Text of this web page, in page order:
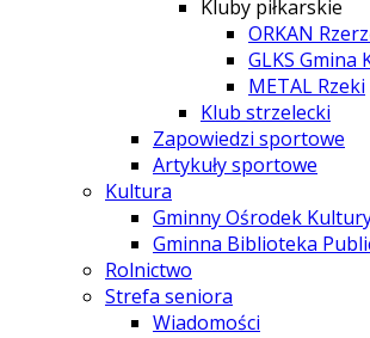
Kluby piłkarskie
ORKAN
GLKS Gmina
METAL Rzeki
Klub strzelecki
Zapowiedzi sportowe
Artykuły sportowe
Kultura
Gminny Ośrodek
Gminna Biblioteka
Rolnictwo
Strefa seniora
Wiadomości